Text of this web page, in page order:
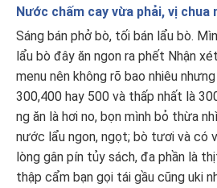
Nước chấm cay vừa phải, vị chua
Sáng bán phở bò, tối bán lẩu bò.
lẩu bò đây ăn ngon ra phết Nhận
menu nên không rõ bao nhiêu
300,400 hay 500 và thấp nhất là
ng ăn là hơi no, bọn mình bỏ thừa
nước lẩu ngon, ngọt; bò tươi và có
lòng gân pín tủy sách, đa phần là
thập cẩm bạn gọi tái gầu cũng uki